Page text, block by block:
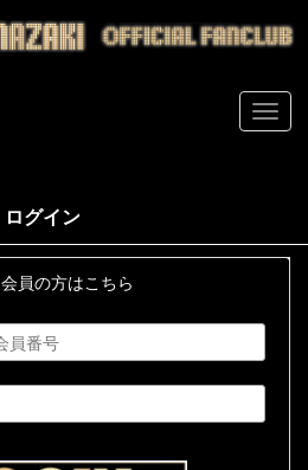
ログイン
員の方はこちら